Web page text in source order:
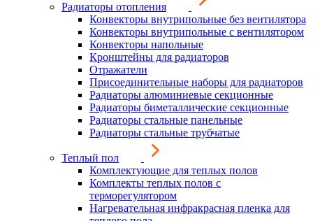
Радиаторы отопления
Конвекторы внутрипольные без вентилятора
Конвекторы внутрипольные с вентилятором
Конвекторы напольные
Кронштейны для радиаторов
Отражатели
Присоединительные наборы для радиаторов
Радиаторы алюминиевые секционные
Радиаторы биметаллические секционные
Радиаторы стальные панельные
Радиаторы стальные трубчатые
Теплый пол
Комплектующие для теплых полов
Комплекты теплых полов с
терморегулятором
Нагревательная инфракрасная пленка для